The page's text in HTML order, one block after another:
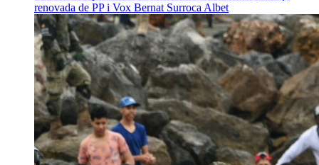
renovada de PP i Vox Bernat Surroca Albet